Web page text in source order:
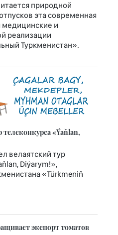
природной
эта современная
медицинские и
реализации
Туркменистан».
«Ýaňlan,
велаятский тур
Diýarym!»,
«Türkmeniň
экспорт томатов